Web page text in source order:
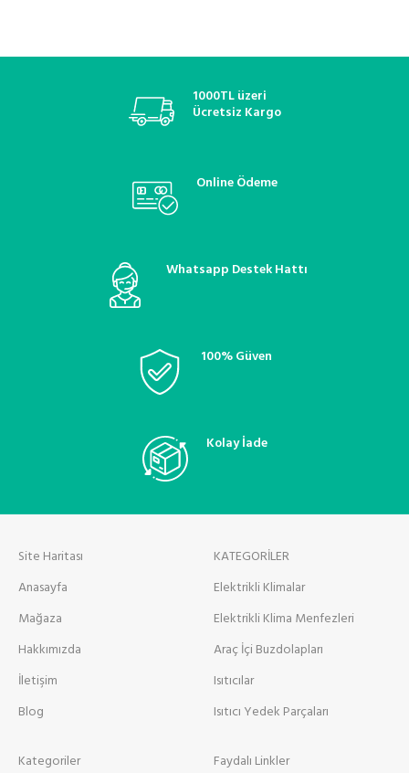
1000TL üzeri
Ücretsiz Kargo
Online Ödeme
Whatsapp Destek Hattı
100% Güven
Kolay İade
Site Haritası
Anasayfa
Mağaza
Hakkımızda
İletişim
Blog
KATEGORİLER
Elektrikli Klimalar
Elektrikli Klima Menfezleri
Araç İçi Buzdolapları
Isıtıcılar
Isıtıcı Yedek Parçaları
Kategoriler
Faydalı Linkler